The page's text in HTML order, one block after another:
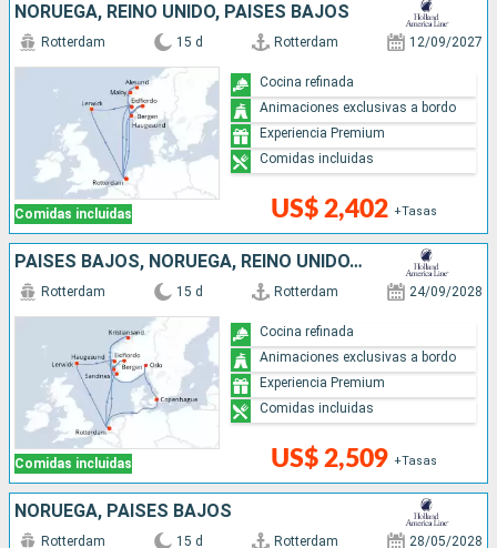
NORUEGA, REINO UNIDO, PAISES BAJOS
Comidas incluidas
Rotterdam 15 d Rotterdam 12/09/2027
US$ 2,402 +Tasas
Cocina refinada
Animaciones exclusivas a bordo
Experiencia Premium
Comidas incluidas
PAISES BAJOS, NORUEGA, REINO UNIDO, DINAMARCA
Comidas incluidas
Rotterdam 15 d Rotterdam 24/09/2028
US$ 2,509 +Tasas
Cocina refinada
Animaciones exclusivas a bordo
Experiencia Premium
Comidas incluidas
NORUEGA, PAISES BAJOS
Rotterdam 15 d Rotterdam 28/05/2028